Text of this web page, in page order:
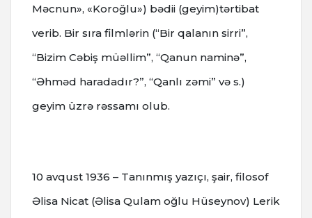
Məcnun», «Koroğlu») bədii (geyim)tərtibat
verib. Bir sıra filmlərin (“Bir qalanın sirri”,
“Bizim Cəbiş müəllim”, “Qanun naminə”,
“Əhməd haradadır?”, “Qanlı zəmi” və s.)
geyim üzrə rəssamı olub.
10 avqust 1936 – Tanınmış yazıçı, şair, filosof
Əlisa Nicat (Əlisa Qulam oğlu Hüseynov) Lerik